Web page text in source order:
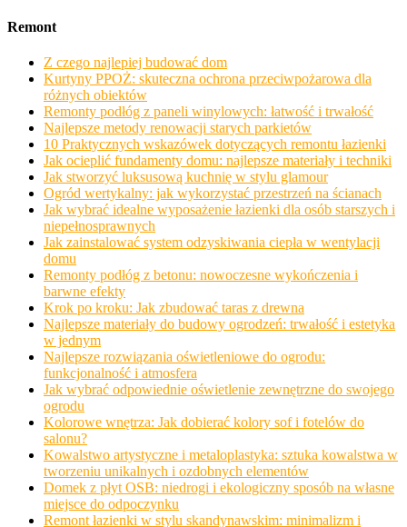
Remont
Z czego najlepiej budować dom
Kurtyny PPOŻ: skuteczna ochrona przeciwpożarowa dla
różnych obiektów
Remonty podłóg z paneli winylowych: łatwość i trwałość
Najlepsze metody renowacji starych parkietów
10 Praktycznych wskazówek dotyczących remontu łazienki
Jak ocieplić fundamenty domu: najlepsze materiały i techniki
Jak stworzyć luksusową kuchnię w stylu glamour
Ogród wertykalny: jak wykorzystać przestrzeń na ścianach
Jak wybrać idealne wyposażenie łazienki dla osób starszych i
niepełnosprawnych
Jak zainstalować system odzyskiwania ciepła w wentylacji
domu
Remonty podłóg z betonu: nowoczesne wykończenia i
barwne efekty
Krok po kroku: Jak zbudować taras z drewna
Najlepsze materiały do budowy ogrodzeń: trwałość i estetyka
w jednym
Najlepsze rozwiązania oświetleniowe do ogrodu:
funkcjonalność i atmosfera
Jak wybrać odpowiednie oświetlenie zewnętrzne do swojego
ogrodu
Kolorowe wnętrza: Jak dobierać kolory sof i fotelów do
salonu?
Kowalstwo artystyczne i metaloplastyka: sztuka kowalstwa w
tworzeniu unikalnych i ozdobnych elementów
Domek z płyt OSB: niedrogi i ekologiczny sposób na własne
miejsce do odpoczynku
Remont łazienki w stylu skandynawskim: minimalizm i